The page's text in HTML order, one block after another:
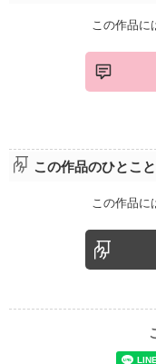
この作品に
この作品のひとこ
この作品に